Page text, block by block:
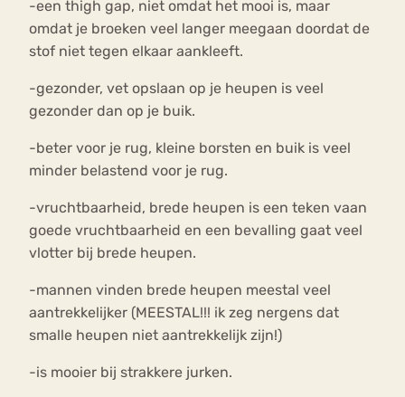
-een thigh gap, niet omdat het mooi is, maar
omdat je broeken veel langer meegaan doordat de
stof niet tegen elkaar aankleeft.
-gezonder, vet opslaan op je heupen is veel
gezonder dan op je buik.
-beter voor je rug, kleine borsten en buik is veel
minder belastend voor je rug.
-vruchtbaarheid, brede heupen is een teken vaan
goede vruchtbaarheid en een bevalling gaat veel
vlotter bij brede heupen.
-mannen vinden brede heupen meestal veel
aantrekkelijker (MEESTAL!!! ik zeg nergens dat
smalle heupen niet aantrekkelijk zijn!)
-is mooier bij strakkere jurken.